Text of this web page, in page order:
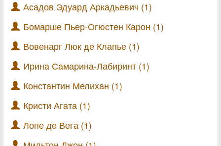
Асадов Эдуард Аркадьевич (1)
Бомарше Пьер-Огюстен Карон (1)
Вовенарг Люк де Клапье (1)
Ирина Самарина-Лабиринт (1)
Константин Мелихан (1)
Кристи Агата (1)
Лопе де Вега (1)